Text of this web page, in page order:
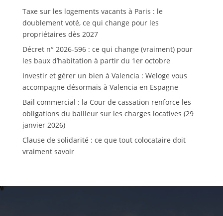
Taxe sur les logements vacants à Paris : le
doublement voté, ce qui change pour les
propriétaires dès 2027
Décret n° 2026-596 : ce qui change (vraiment) pour
les baux d’habitation à partir du 1er octobre
Investir et gérer un bien à Valencia : Weloge vous
accompagne désormais à Valencia en Espagne
Bail commercial : la Cour de cassation renforce les
obligations du bailleur sur les charges locatives (29
janvier 2026)
Clause de solidarité : ce que tout colocataire doit
vraiment savoir